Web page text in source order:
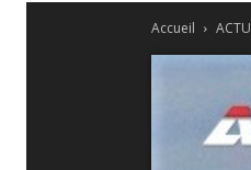
Accueil ACTU